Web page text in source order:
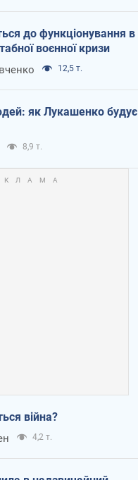
до функціонування в
воєнної кризи
12,5 т.
як Лукашенко будує
8,9 т.
війна?
4,2 т.